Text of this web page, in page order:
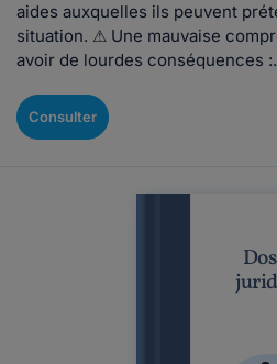
aides auxquelles ils peuvent
situation. ⚠ Une mauvaise
avoir de lourdes conséquences
Consulter